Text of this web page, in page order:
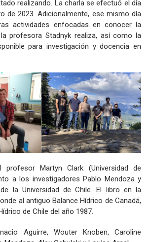
realizando. La charla se efectuó el día
de 2023. Adicionalmente, ese mismo día
actividades enfocadas en conocer la
profesora Stadnyk realiza, así como la
para investigación y docencia en
profesor Martyn Clark (Universidad de
a los investigadores Pablo Mendoza y
la Universidad de Chile. El libro en la
al antiguo Balance Hídrico de Canadá,
de Chile del año 1987.
Aguirre, Wouter Knoben, Caroline